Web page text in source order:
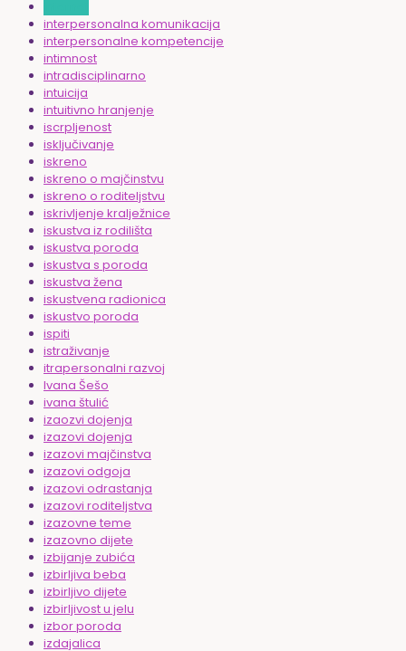
interpersonalna komunikacija
interpersonalne kompetencije
intimnost
intradisciplinarno
intuicija
intuitivno hranjenje
iscrpljenost
isključivanje
iskreno
iskreno o majčinstvu
iskreno o roditeljstvu
iskrivljenje kralježnice
iskustva iz rodilišta
iskustva poroda
iskustva s poroda
iskustva žena
iskustvena radionica
iskustvo poroda
ispiti
istraživanje
itrapersonalni razvoj
Ivana Šešo
ivana štulić
izaozvi dojenja
izazovi dojenja
izazovi majčinstva
izazovi odgoja
izazovi odrastanja
izazovi roditeljstva
izazovne teme
izazovno dijete
izbijanje zubića
izbirljiva beba
izbirljivo dijete
izbirljivost u jelu
izbor poroda
izdajalica